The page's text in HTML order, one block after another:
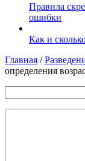
Правила
ошибки
Как и
Главная /
определения